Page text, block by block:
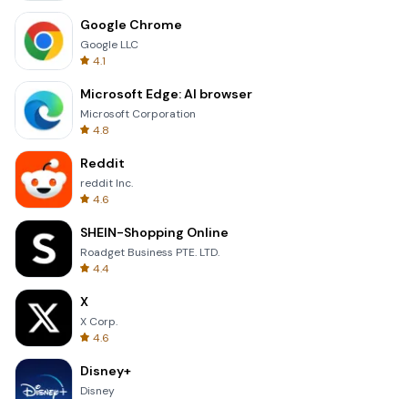
Google Chrome
Google LLC
4.1
Microsoft Edge: AI browser
Microsoft Corporation
4.8
Reddit
reddit Inc.
4.6
SHEIN-Shopping Online
Roadget Business PTE. LTD.
4.4
X
X Corp.
4.6
Disney+
Disney